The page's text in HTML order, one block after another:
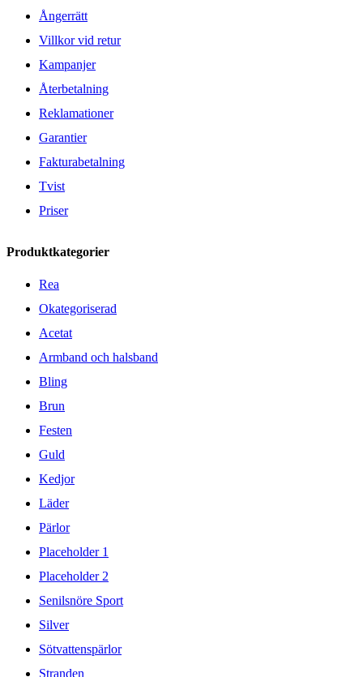
Ångerrätt
Villkor vid retur
Kampanjer
Återbetalning
Reklamationer
Garantier
Fakturabetalning
Tvist
Priser
Produktkategorier
Rea
Okategoriserad
Acetat
Armband och halsband
Bling
Brun
Festen
Guld
Kedjor
Läder
Pärlor
Placeholder 1
Placeholder 2
Senilsnöre Sport
Silver
Sötvattenspärlor
Stranden